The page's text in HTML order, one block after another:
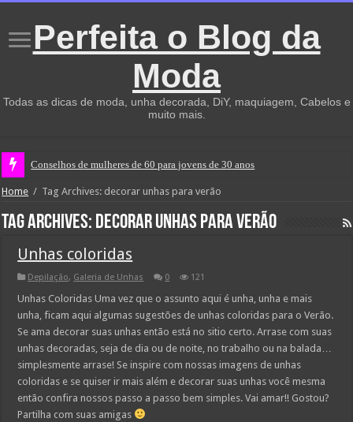
Perfeita o Blog da
Moda
Todas as dicas de moda, unha decorada, DiY, maquiagem, Cabelos e
muito mais.
Conselhos de mulheres de 60 para jovens de 30 anos
Home / Tag Archives: decorar unhas para verão
Tag Archives: decorar unhas para verão
Unhas coloridas
Depilação, Galeria de Unhas 0 121
Unhas Coloridas Uma vez que o assunto aqui é unha, unha e mais
unha, ficam aqui algumas sugestões de unhas coloridas para o Verão.
Se ama decorar suas unhas então está no sitio certo. Arrase com suas
unhas decoradas, seja de dia ou de noite, no trabalho ou na balada…
simplesmente arrase! Se inspire com nossas imagens de unhas
coloridas e se quiser ir mais além e decorar suas unhas você mesma
então confira nossos passo a passo bem simples. Vai amar!! Gostou?
Partilha com suas amigas